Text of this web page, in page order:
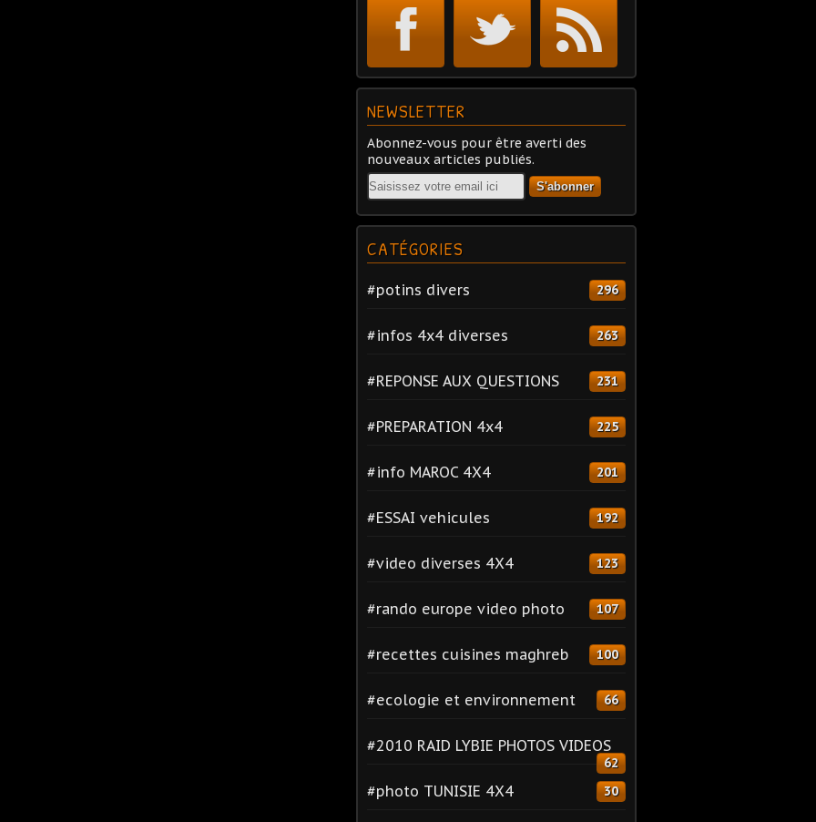
NEWSLETTER
Abonnez-vous pour être averti des
nouveaux articles publiés.
Email
CATÉGORIES
#potins divers 296
#infos 4x4 diverses 263
#REPONSE AUX QUESTIONS 231
#PREPARATION 4x4 225
#info MAROC 4X4 201
#ESSAI vehicules 192
#video diverses 4X4 123
#rando europe video photo 107
#recettes cuisines maghreb 100
#ecologie et environnement 66
#2010 RAID LYBIE PHOTOS VIDEOS
62
#photo TUNISIE 4X4 30